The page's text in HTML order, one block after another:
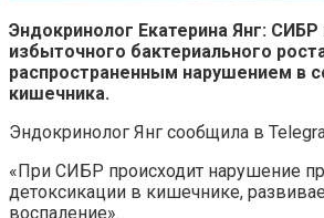
Эндокринолог Екатерина Янг:
избыточного бактериального
распространенным нарушением в
кишечника.
Эндокринолог Янг сообщила в
«При СИБР происходит нарушение
детоксикации в кишечнике,
воспаление».